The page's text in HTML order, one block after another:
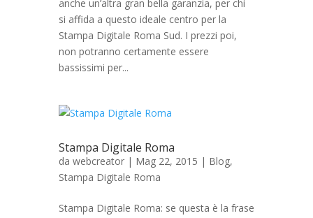
anche un’altra gran bella garanzia, per chi
si affida a questo ideale centro per la
Stampa Digitale Roma Sud. I prezzi poi,
non potranno certamente essere
bassissimi per...
Stampa Digitale Roma
da webcreator | Mag 22, 2015 | Blog,
Stampa Digitale Roma
Stampa Digitale Roma: se questa è la frase